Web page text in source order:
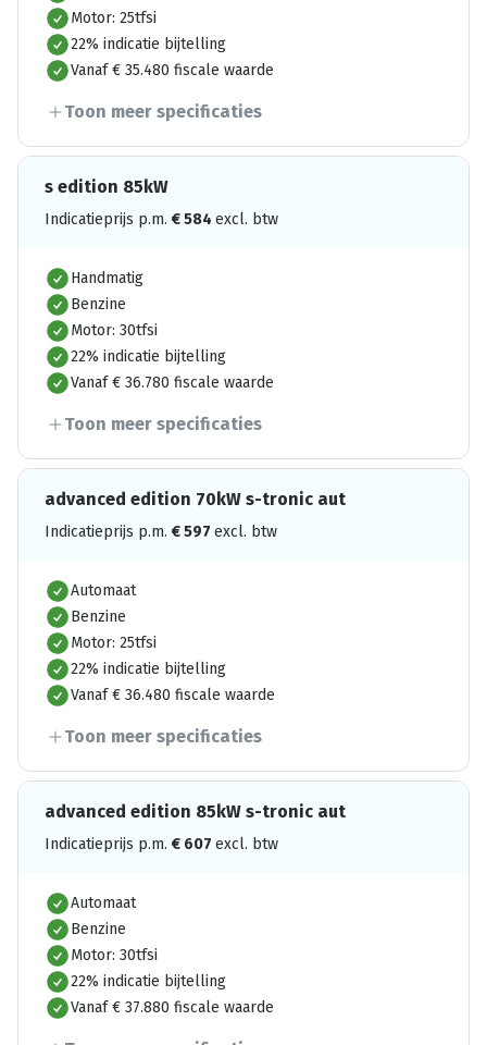
Motor: 25tfsi
22% indicatie bijtelling
Vanaf € 35.480 fiscale waarde
Toon meer specificaties
s edition 85kW
Indicatieprijs p.m. €584 excl. btw
Handmatig
Benzine
Motor: 30tfsi
22% indicatie bijtelling
Vanaf € 36.780 fiscale waarde
Toon meer specificaties
advanced edition 70kW s-tronic aut
Indicatieprijs p.m. €597 excl. btw
Automaat
Benzine
Motor: 25tfsi
22% indicatie bijtelling
Vanaf € 36.480 fiscale waarde
Toon meer specificaties
advanced edition 85kW s-tronic aut
Indicatieprijs p.m. € 607 excl. btw
Automaat
Benzine
Motor: 30tfsi
22% indicatie bijtelling
Vanaf € 37.880 fiscale waarde